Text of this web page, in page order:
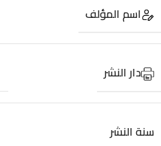
اسم المؤلف
دار النشر
سنة النشر